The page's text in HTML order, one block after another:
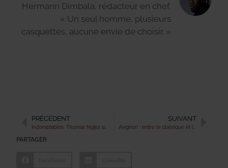
Hermann Dimbala, rédacteur en chef.
« Un seul homme, plusieurs
casquettes, aucune envie de choisir. »
PRÉCÉDENT
Indomptables, Thomas Ngijol au sommet de son art
SUIVANT
Avignon : entre le classique et le rire, pourquoi choisir ?
PARTAGER